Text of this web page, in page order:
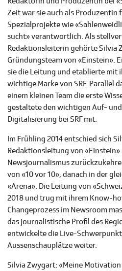
Zeit war sie auch als Produzentin
Spezialprojekte wie
sucht» verantwortlich. Als
Redaktionsleiterin gehörte Silvia
Gründungsteam von «Einstein».
sie die Leitung und etablierte mit
wichtige Marke von SRF. Parallel
einem kleinen Team die erste
gestaltete den wichtigen Auf-
Digitalisierung bei SRF mit.
Im Frühling 2014 entschied sich
Redaktionsleitung von
Newsjournalismus
von «10 vor 10», danach in der
«Arena». Die Leitung von
2018 und trug mit ihrem Know-
Changeprozess im Newsroom
das journalistische Profil des
entwickelte die Live-
Aussenschauplätze weiter.
Silvia Zwygart: «Meine